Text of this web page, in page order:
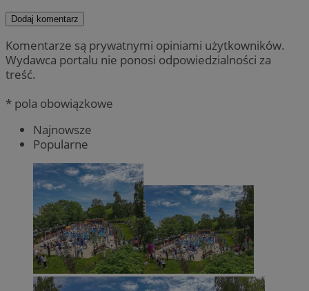
Dodaj komentarz
Komentarze są prywatnymi opiniami użytkowników.
Wydawca portalu nie ponosi odpowiedzialności za
treść.
* pola obowiązkowe
Najnowsze
Popularne